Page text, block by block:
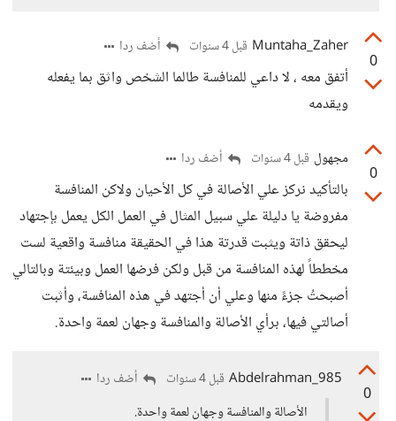
0
Muntaha_Zaher قبل 4 سنوات أضف ردا
أتفق معه ، لا داعي للمنافسة طالما الشخص واثق بما يفعله
ويقدمه
0
مجهول قبل 4 سنوات أضف ردا
بالتأكيد نركز علي الأصالة في كل الأحيان ولاكن المنافسة
مفروضة يا دليلة علي سبيل المثال في العمل الكل يعمل بإجتهاد
ليحقق ذاتة ويثبت قدرتة هذا في الحقيقة منافسة واقعية لست
مخططاً لهذه المنافسة من قبل ولكن فرضها العمل وبيئتة وبالتالي
أصبحتُ جزءً منها وعلي أن أجتهد في هذه المنافسة، وأثبت
أصالتي فيها، برأي الأصالة والمنافسة وجهان لعمة واحدة.
0
Abdelrahman_985 قبل 4 سنوات
أضف ردا
الأصالة والمنافسة وجهان لعمة واحدة.